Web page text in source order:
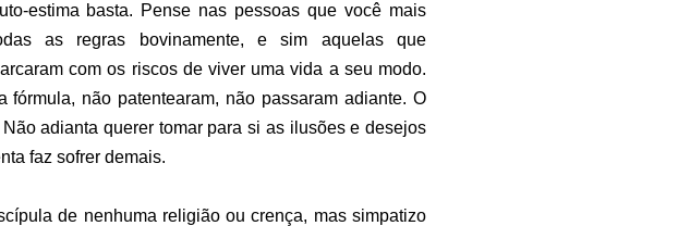
estima basta. Pense nas pessoas que você mais
as regras bovinamente, e sim aquelas que
com os riscos de viver uma vida a seu modo.
não patentearam, não passaram adiante. O
adianta querer tomar para si as ilusões e desejos
faz sofrer demais.
de nenhuma religião ou crença, mas simpatizo